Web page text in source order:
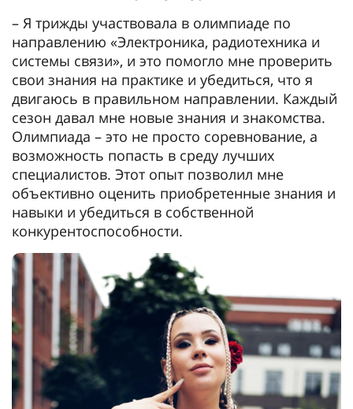
– Я трижды участвовала в олимпиаде по
направлению «Электроника, радиотехника и
системы связи», и это помогло мне проверить
свои знания на практике и убедиться, что я
двигаюсь в правильном направлении. Каждый
сезон давал мне новые знания и знакомства.
Олимпиада – это не просто соревнование, а
возможность попасть в среду лучших
специалистов. Этот опыт позволил мне
объективно оценить приобретенные знания и
навыки и убедиться в собственной
конкурентоспособности.